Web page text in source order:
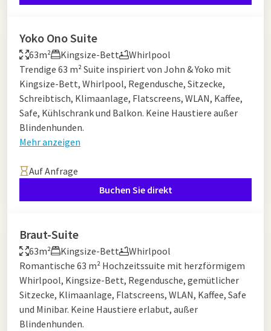
Yoko Ono Suite
63m² Kingsize-Bett
Whirlpool
Trendige 63 m² Suite inspiriert von John & Yoko mit
Kingsize-Bett, Whirlpool, Regendusche, Sitzecke,
Schreibtisch, Klimaanlage, Flatscreens, WLAN, Kaffee,
Safe, Kühlschrank und Balkon. Keine Haustiere außer
Blindenhunden.
Mehr anzeigen
Auf Anfrage
Buchen Sie direkt
Braut-Suite
63m² Kingsize-Bett
Whirlpool
Romantische 63 m² Hochzeitssuite mit herzförmigem
Whirlpool, Kingsize-Bett, Regendusche, gemütlicher
Sitzecke, Klimaanlage, Flatscreens, WLAN, Kaffee, Safe
und Minibar. Keine Haustiere erlabut, außer
Blindenhunden.